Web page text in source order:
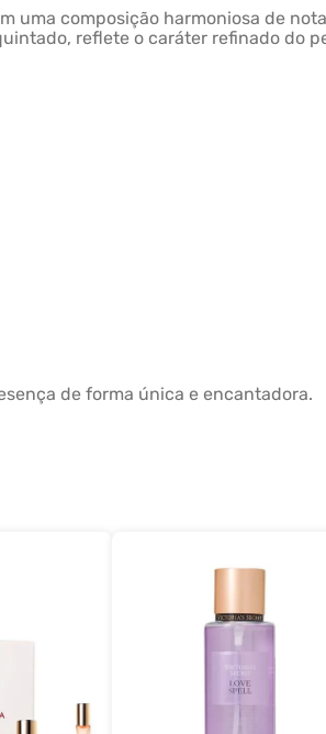
uma composição harmoniosa de
reflete o caráter refinado do
de forma única e encantadora.